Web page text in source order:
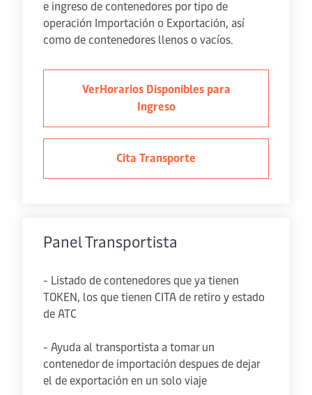
e ingreso de contenedores por tipo de
operación Importación o Exportación, así
como de contenedores llenos o vacíos.
VerHorarios Disponibles para
Ingreso
Cita Transporte
Panel Transportista
- Listado de contenedores que ya tienen
TOKEN, los que tienen CITA de retiro y estado
de ATC
- Ayuda al transportista a tomar un
contenedor de importación despues de dejar
el de exportación en un solo viaje